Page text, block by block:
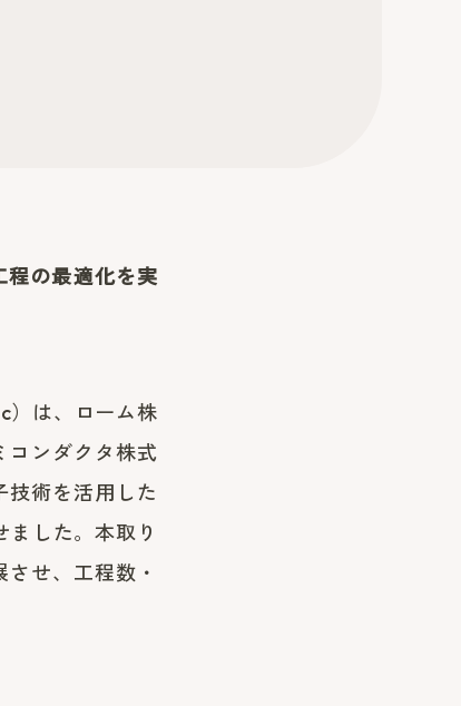
程の最適化を実
は、ローム株
コンダクタ株式
技術を活用した
した。本取り
せ、工程数・